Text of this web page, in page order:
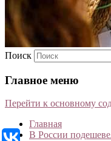
Поиск
Главное меню
Перейти к основному
Главная
В России